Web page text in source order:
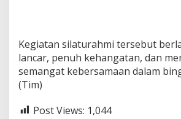
Kegiatan silaturahmi tersebut
lancar, penuh kehangatan, dan
semangat kebersamaan dalam
(Tim)
Post Views: 1,044